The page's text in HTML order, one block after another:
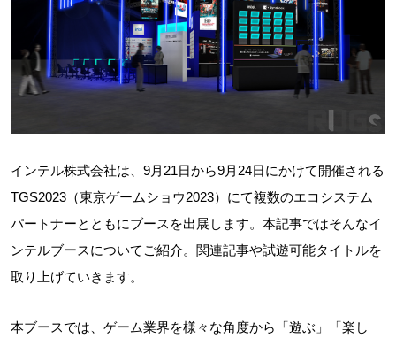
インテル株式会社は、9月21日から9月24日にかけて開催される
TGS2023（東京ゲームショウ2023）にて複数のエコシステム
パートナーとともにブースを出展します。本記事ではそんなイ
ンテルブースについてご紹介。関連記事や試遊可能タイトルを
取り上げていきます。
本ブースでは、ゲーム業界を様々な角度から「遊ぶ」「楽し